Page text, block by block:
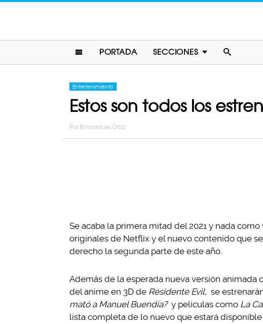
PORTADA SECCIONES
Entretenimiento
Estos son todos los
Por Emmanuel Ortiz
Se acaba la primera mitad del 2021 y nada
originales de Netflix y el nuevo contenido que
derecho la segunda parte de este año.
Además de la esperada nueva versión animada
del anime en 3D de Residente Evil, se
mató a Manuel Buendía? y películas como La
lista completa de lo nuevo que estará